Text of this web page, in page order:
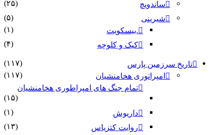
ساندویچ
(۲۵)
شیرینی
(۵)
.بیسکویت
(۱)
کیک و کلوچه
(۴)
تاریخ سرزمین پارس
(۱۱۷)
امپراتوری هخامنشیان
(۱۱۷)
تمام جنگ های امپراطوری هخامنشیان
(۱۵)
داریوش
(۱)
روایت کتزیاس
(۱۳)